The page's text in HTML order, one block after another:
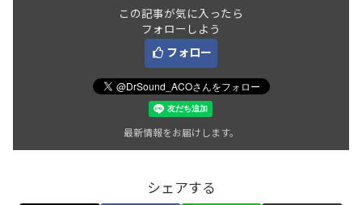
この記事が気に入ったら
フォローしよう
フォロー
最新情報をお届けします。
シェアする